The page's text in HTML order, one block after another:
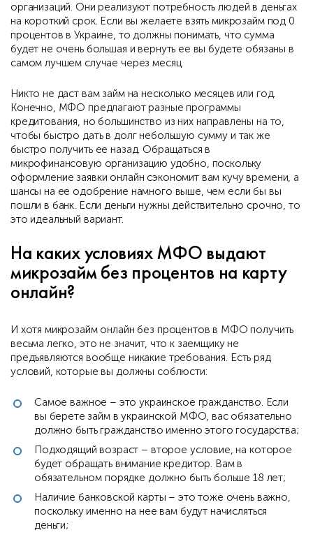
организаций. Они реализуют потребность людей в деньгах
на короткий срок. Если вы желаете взять микрозайм под 0
процентов в Украине, то должны понимать, что сумма
будет не очень большая и вернуть ее вы будете обязаны в
самом лучшем случае через месяц.
Никто не даст вам займ на несколько месяцев или год.
Конечно, МФО предлагают разные программы
кредитования, но большинство из них направлены на то,
чтобы быстро дать в долг небольшую сумму и так же
быстро получить ее назад. Обращаться в
микрофинансовую организацию удобно, поскольку
оформление заявки онлайн сэкономит вам кучу времени, а
шансы на ее одобрение намного выше, чем если бы вы
пошли в банк. Если деньги нужны действительно срочно, то
это идеальный вариант.
На каких условиях МФО выдают
микрозайм без процентов на карту
онлайн?
И хотя микрозайм онлайн без процентов в МФО получить
весьма легко, это не значит, что к заемщику не
предъявляются вообще никакие требования. Есть ряд
условий, которые вы должны соблюсти:
Самое важное – это украинское гражданство. Если
вы берете займ в украинской МФО, вас обязательно
должно быть гражданство именно этого государства;
Подходящий возраст – второе условие, на которое
будет обращать внимание кредитор. Вам в
обязательном порядке должно быть больше 18 лет;
Наличие банковской карты – это тоже очень важно,
поскольку именно на нее вам будут начисляться
деньги;